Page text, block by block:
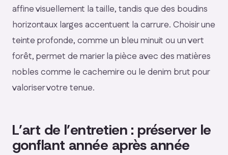
affine visuellement la taille, tandis que des boudins
horizontaux larges accentuent la carrure. Choisir une
teinte profonde, comme un bleu minuit ou un vert
forêt, permet de marier la pièce avec des matières
nobles comme le cachemire ou le denim brut pour
valoriser votre tenue.
L’art de l’entretien : préserver le
gonflant année après année